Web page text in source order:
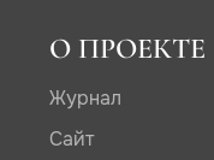
О ПРОЕКТЕ
Журнал
Сайт